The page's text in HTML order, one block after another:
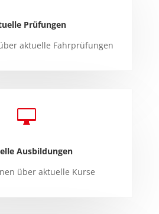
Prüfungen
aktuelle Fahrprüfungen

Ausbildungen
über aktuelle Kurse